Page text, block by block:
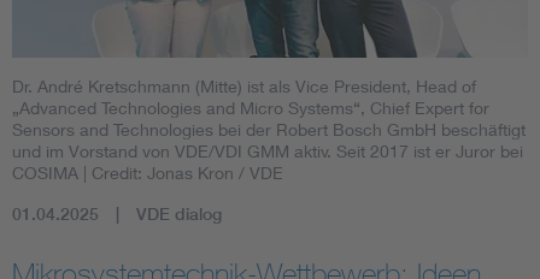
Dr. André Kretschmann (Mitte) ist als Vice President, Head of
„Advanced Technologies and Micro Systems“, Chief ­Expert for
Sensors and Technologies bei der Robert Bosch GmbH beschäftigt
und im Vorstand von VDE/VDI GMM aktiv. Seit 2017 ist er Juror bei
COSIMA | Credit: Jonas Kron / VDE
01.04.2025 VDE dialog